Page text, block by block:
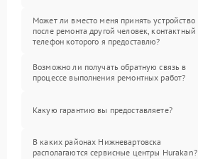
Может ли вместо меня принять устройство
после ремонта другой человек, контактный
телефон которого я предоставлю?
Возможно ли получать обратную связь в
процессе выполнения ремонтных работ?
Какую гарантию вы предоставляете?
В каких районах Нижневартовска
располагаются сервисные центры Hurakan?